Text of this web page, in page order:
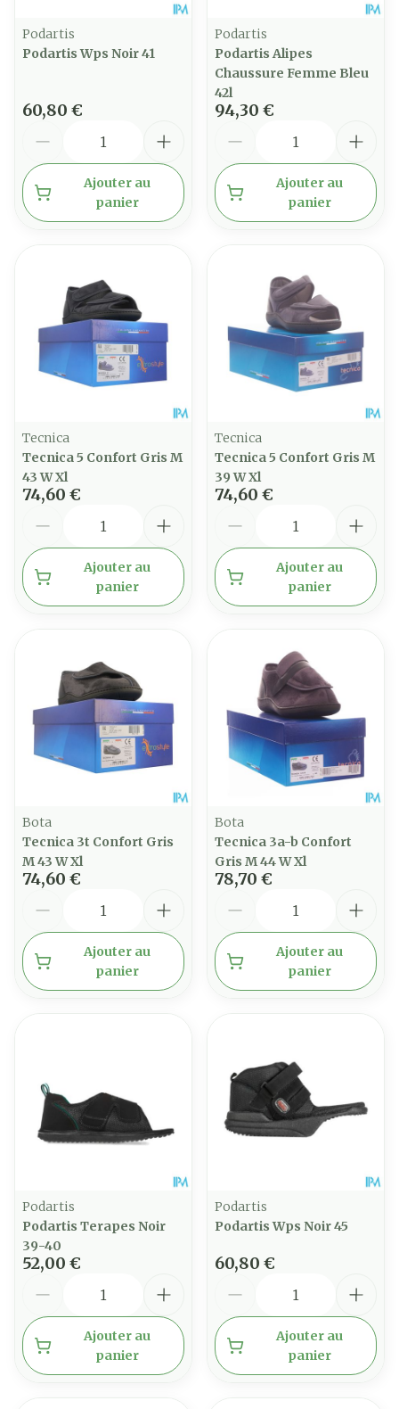
Podartis
Podartis Wps Noir 41
60,80 €
Ajouter au
panier
Podartis
Podartis Alipes
Chaussure Femme Bleu
42l
94,30 €
Ajouter au
panier
Tecnica
Tecnica 5 Confort Gris M
43 W Xl
74,60 €
Ajouter au
panier
Tecnica
Tecnica 5 Confort Gris M
39 W Xl
74,60 €
Ajouter au
panier
Bota
Tecnica 3t Confort Gris
M 43 W Xl
74,60 €
Ajouter au
panier
Bota
Tecnica 3a-b Confort
Gris M 44 W Xl
78,70 €
Ajouter au
panier
Podartis
Podartis Terapes Noir
39-40
52,00 €
Ajouter au
panier
Podartis
Podartis Wps Noir 45
60,80 €
Ajouter au
panier